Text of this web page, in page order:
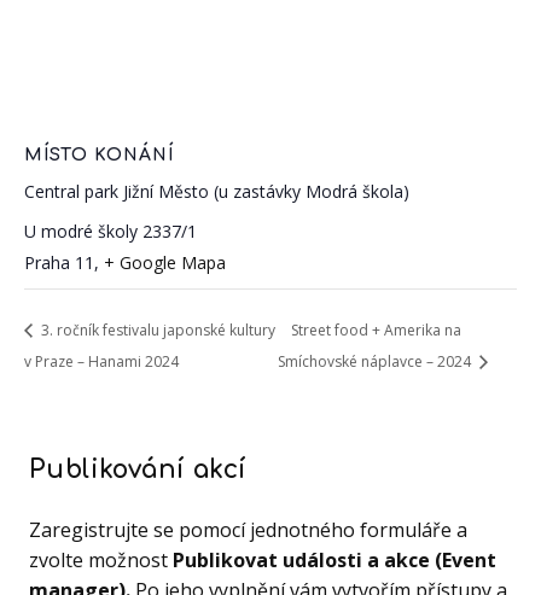
MÍSTO KONÁNÍ
Central park Jižní Město (u zastávky Modrá škola)
U modré školy 2337/1
Praha 11 , + Google Mapa
3. ročník festivalu japonské kultury
v Praze – Hanami 2024
Street food + Amerika na
Smíchovské náplavce – 2024
Publikování akcí
Zaregistrujte se pomocí jednotného formuláře a
zvolte možnost Publikovat události a akce (Event